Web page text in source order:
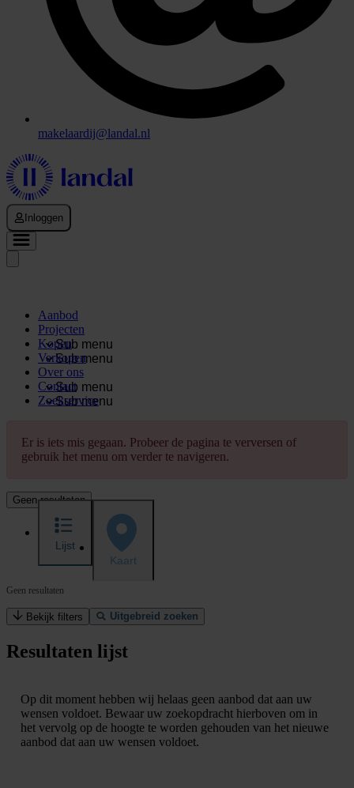
makelaardij@landal.nl
Inloggen
Aanbod
Projecten
Sub menu
Kopen
Sub menu
Verkopen
Over ons
Sub menu
Contact
Sub menu
Zoekservice
Er is iets mis gegaan. Probeer de pagina te verversen of
gebruik het menu om verder te navigeren.
Geen resultaten
Lijst
Kaart
Geen resultaten
Bekijk filters Uitgebreid zoeken
Resultaten lijst
Op dit moment hebben wij helaas geen aanbod dat aan uw
wensen voldoet. Bewaar uw zoekopdracht hierboven om in
het vervolg op de hoogte te worden gehouden van het nieuwe
aanbod dat aan uw wensen voldoet.